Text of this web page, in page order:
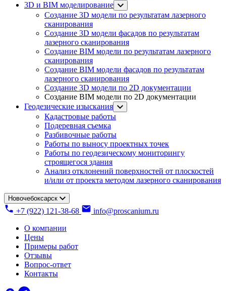
3D и BIM моделирование
Создание 3D модели по результатам лазерного
сканирования
Создание 3D модели фасадов по результатам
лазерного сканирования
Создание BIM модели по результатам лазерного
сканирования
Создание BIM модели фасадов по результатам
лазерного сканирования
Создание 3D модели по 2D документации
Создание BIM модели по 2D документации
Геодезические изыскания
Кадастровые работы
Подеревная съемка
Разбивочные работы
Работы по выносу проектных точек
Работы по геодезическому мониторингу
строящегося здания
Анализ отклонений поверхностей от плоскостей
и/или от проекта методом лазерного сканирования
Новочебоксарск
+7 (922) 121-38-68
info@proscanium.ru
О компании
Цены
Примеры работ
Отзывы
Вопрос-ответ
Контакты